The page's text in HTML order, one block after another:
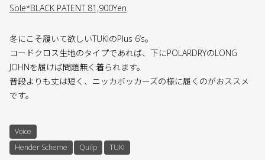
Sole*BLACK PATENT 81,900Yen
冬にこそ履いて欲しいTUKIのPlus 6’s。
コードクロス生地のタイプであれば、下にPOLARDRYのLONG
JOHNを履けば問題無く着られます。
普段よりも丈は短く、ニッカボッカーズの様に履くのがおススメ
です。
Voice
Hender Scheme
Quilp TUKI